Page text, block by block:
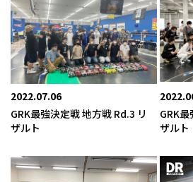
2022.07.06
GRK最強決定戦 地方戦 Rd.3 リ
ザルト
GRK
ザルト